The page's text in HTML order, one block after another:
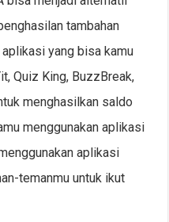
tambahan
yang bisa kamu
Quiz King, BuzzBreak,
menghasilkan saldo
menggunakan aplikasi
aplikasi
temanmu untuk ikut